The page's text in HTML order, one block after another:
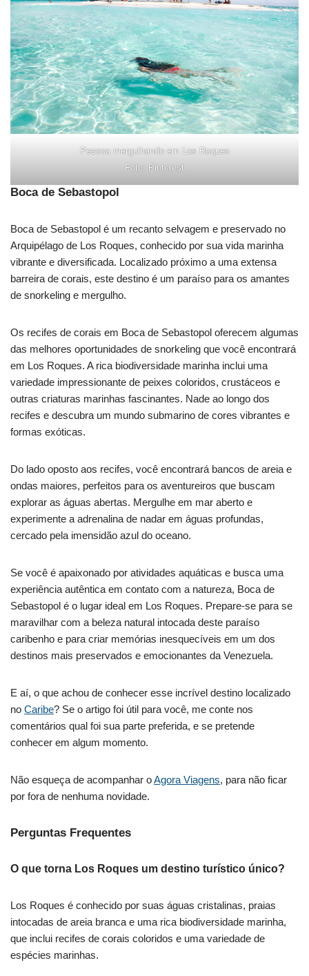
Pessoa mergulhando em Los Roques
Foto: Pinterest
Boca de Sebastopol
Boca de Sebastopol é um recanto selvagem e preservado no
Arquipélago de Los Roques, conhecido por sua vida marinha
vibrante e diversificada. Localizado próximo a uma extensa
barreira de corais, este destino é um paraíso para os amantes
de snorkeling e mergulho.
Os recifes de corais em Boca de Sebastopol oferecem algumas
das melhores oportunidades de snorkeling que você encontrará
em Los Roques. A rica biodiversidade marinha inclui uma
variedade impressionante de peixes coloridos, crustáceos e
outras criaturas marinhas fascinantes. Nade ao longo dos
recifes e descubra um mundo submarino de cores vibrantes e
formas exóticas.
Do lado oposto aos recifes, você encontrará bancos de areia e
ondas maiores, perfeitos para os aventureiros que buscam
explorar as águas abertas. Mergulhe em mar aberto e
experimente a adrenalina de nadar em águas profundas,
cercado pela imensidão azul do oceano.
Se você é apaixonado por atividades aquáticas e busca uma
experiência autêntica em contato com a natureza, Boca de
Sebastopol é o lugar ideal em Los Roques. Prepare-se para se
maravilhar com a beleza natural intocada deste paraíso
caribenho e para criar memórias inesquecíveis em um dos
destinos mais preservados e emocionantes da Venezuela.
E aí, o que achou de conhecer esse incrível destino localizado
no Caribe? Se o artigo foi útil para você, me conte nos
comentários qual foi sua parte preferida, e se pretende
conhecer em algum momento.
Não esqueça de acompanhar oAgora Viagens, para não ficar
por fora de nenhuma novidade.
Perguntas Frequentes
O que torna Los Roques um destino turístico único?
Los Roques é conhecido por suas águas cristalinas, praias
intocadas de areia branca e uma rica biodiversidade marinha,
que inclui recifes de corais coloridos e uma variedade de
espécies marinhas.